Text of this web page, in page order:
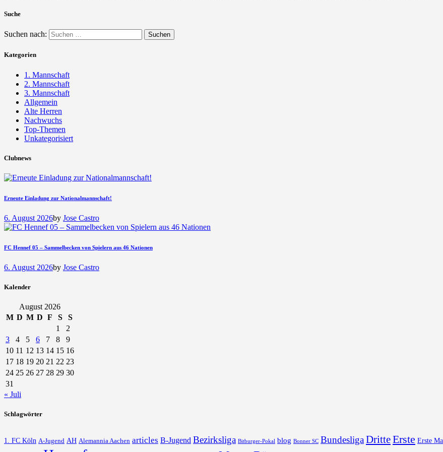
Suche
Suchen nach:
Kategorien
1. Mannschaft
2. Mannschaft
3. Mannschaft
Allgemein
Alte Herren
Nachwuchs
Top-Themen
Unkategorisiert
Clubnews
Erneute Einladung zur Nationalmannschaft!
6. August 2026by Jose Castro
FC Hennef 05 – Sammelbecken von Spielern aus 46 Nationen
6. August 2026by Jose Castro
Kalender
August 2026
M D M D F S
S
1
2
3
4 5 6 7 8
9
10 11 12 13 14 15 16
17 18 19 20 21 22 23
24 25 26 27 28 29 30
31
« Juli
Schlagwörter
1. FC Köln A-Jugend AH Alemannia Aachen articles B-Jugend Bezirksliga Bitburger-Pokal blog Bonner SC Bundesliga DritteErste Erste